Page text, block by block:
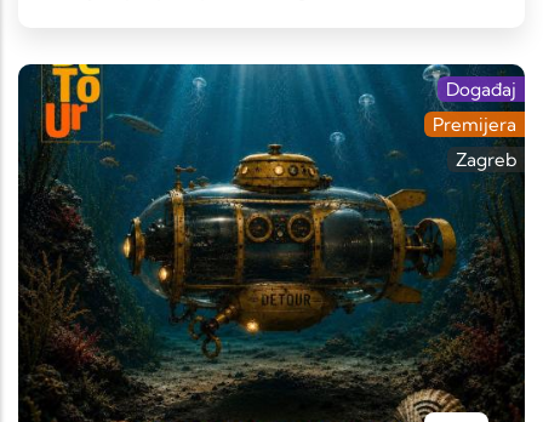
Događaj
Premijera
Zagreb